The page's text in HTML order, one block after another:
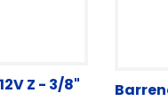
Z - 3/8"